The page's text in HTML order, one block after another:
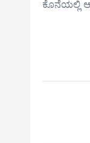
ಕೊನೆಯಲ್ಲಿ